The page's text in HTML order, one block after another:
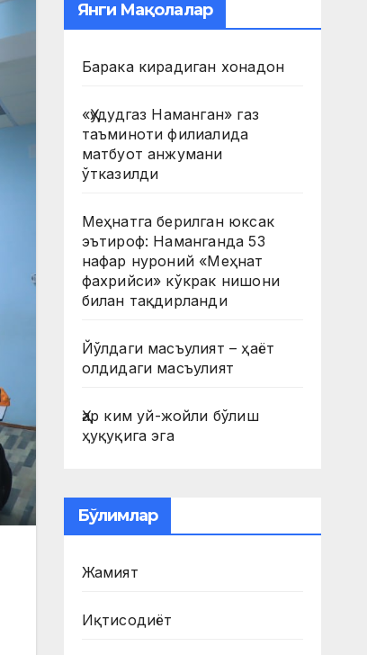
Янги Мақолалар
Барака кирадиган хонадон
«Ҳудудгаз Наманган» газ
таъминоти филиалида
матбуот анжумани
ўтказилди
Меҳнатга берилган юксак
эътироф: Наманганда 53
нафар нуроний «Меҳнат
фахрийси» кўкрак нишони
билан тақдирланди
Йўлдаги масъулият – ҳаёт
олдидаги масъулият
Ҳар ким уй-жойли бўлиш
ҳуқуқига эга
Бўлимлар
Жамият
Иқтисодиёт